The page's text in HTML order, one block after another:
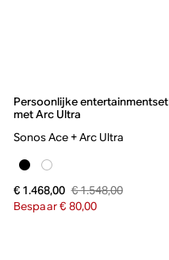
Persoonlijke entertainmentset
met Arc Ultra
Sonos Ace + Arc Ultra
€ 1.468,00 € 1.548,00
Bespaar € 80,00